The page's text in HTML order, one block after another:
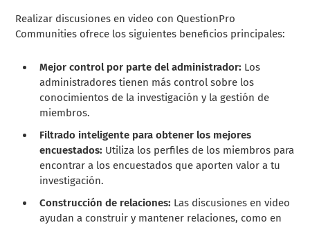
Realizar discusiones en video con QuestionPro
Communities ofrece los siguientes beneficios principales:
Mejor control por parte del administrador: Los
administradores tienen más control sobre los
conocimientos de la investigación y la gestión de
miembros.
Filtrado inteligente para obtener los mejores
encuestados: Utiliza los perfiles de los miembros para
encontrar a los encuestados que aporten valor a tu
investigación.
Construcción de relaciones: Las discusiones en video
ayudan a construir y mantener relaciones, como en